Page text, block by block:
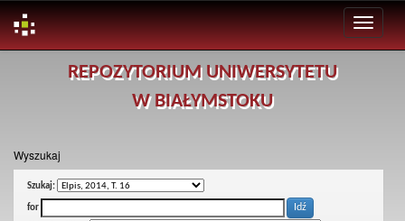
REPOZYTORIUM UNIWERSYTETU
W BIAŁYMSTOKU
Wyszukaj
Szukaj:
for